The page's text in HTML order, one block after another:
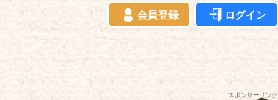
会員登録 ログイン
スポンサーリンク